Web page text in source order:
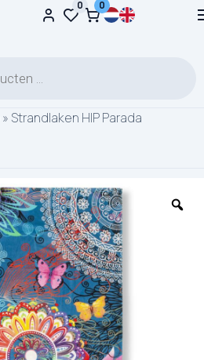
0 0
» Strandlaken HIP Parada